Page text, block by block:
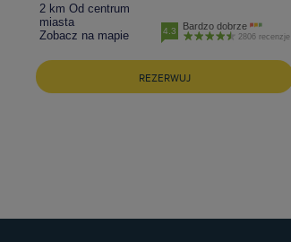
2 km Od centrum
miasta
Zobacz na mapie
4.3 Bardzo dobrze
2806 recenzje
REZERWUJ